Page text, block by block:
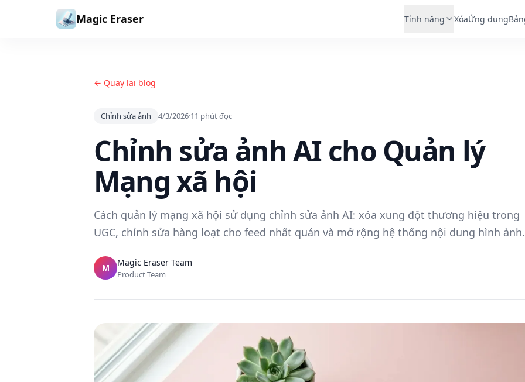
Bỏ qua đến nội dung
Magic Eraser Tính năng XóaỨng dụng
← Quay lại blog
Chỉnh sửa ảnh 4/3/2026·11 phút đọc
Chỉnh sửa ảnh AI cho Quản lý
Mạng xã hội
Cách quản lý mạng xã hội sử dụng chỉnh sửa ảnh AI: xóa xung đột thương hiệu trong
UGC, chỉnh sửa hàng loạt cho feed nhất quán và mở rộng hệ thống nội dung hình ảnh.
M Magic Eraser Team
Product Team